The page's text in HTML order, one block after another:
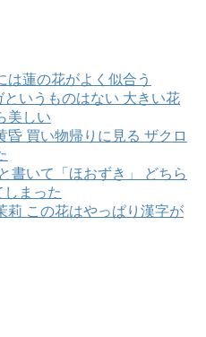
は蓮の花がよく似合う
いうものはない 大きい花
美しい
昏 買い物帰りに見る ザクロ
書いて「ほおずき」 どちら
まった
莉 この花はやっぱり漢字が